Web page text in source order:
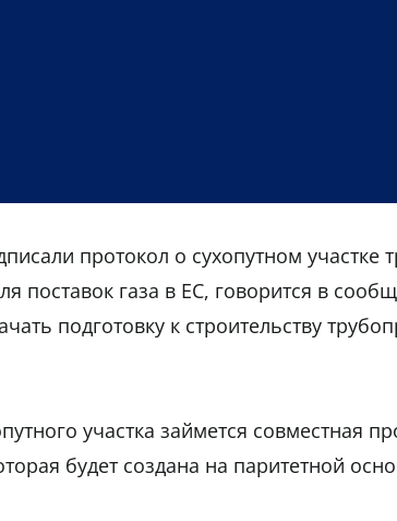
протокол о сухопутном участке
поставок газа в ЕС, говорится в
подготовку к строительству
участка займется совместная
будет создана на паритетной